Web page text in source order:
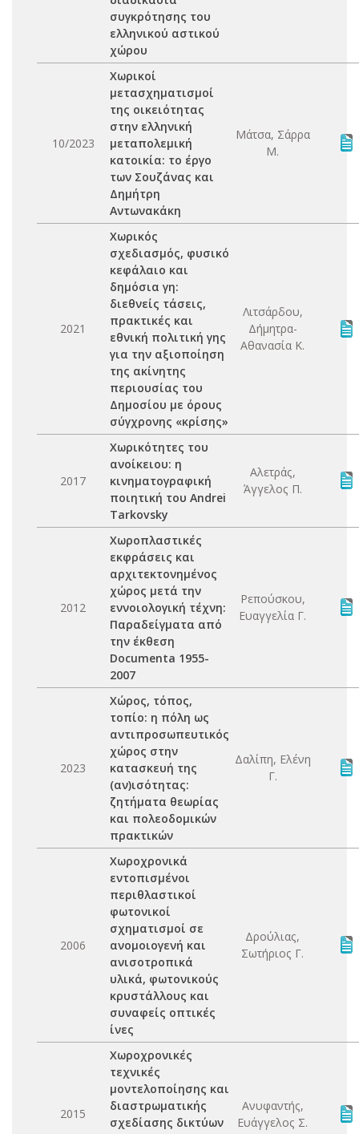
συγκρότησης του
ελληνικού αστικού
χώρου
10/2023
Χωρικοί
μετασχηματισμοί
της οικειότητας
στην ελληνική
μεταπολεμική
κατοικία: το έργο
των Σουζάνας και
Δημήτρη
Αντωνακάκη
Μάτσα, Σάρρα
Μ.
2021
Χωρικός
σχεδιασμός, φυσικό
κεφάλαιο και
δημόσια γη:
διεθνείς τάσεις,
πρακτικές και
εθνική πολιτική γης
για την αξιοποίηση
της ακίνητης
περιουσίας του
Δημοσίου με όρους
σύγχρονης «κρίσης»
Λιτσάρδου,
Δήμητρα-
Αθανασία Κ.
2017
Χωρικότητες του
ανοίκειου: η
κινηματογραφική
ποιητική του Andrei
Tarkovsky
Αλετράς,
Άγγελος Π.
2012
Χωροπλαστικές
εκφράσεις και
αρχιτεκτονημένος
χώρος μετά την
εννοιολογική τέχνη:
Παραδείγματα από
την έκθεση
Documenta 1955-
2007
Ρεπούσκου,
Ευαγγελία Γ.
2023
Χώρος, τόπος,
τοπίο: η πόλη ως
αντιπροσωπευτικός
χώρος στην
κατασκευή της
(αν)ισότητας:
ζητήματα θεωρίας
και πολεοδομικών
πρακτικών
Δαλίπη, Ελένη
Γ.
2006
Χωροχρονικά
εντοπισμένοι
περιθλαστικοί
φωτονικοί
σχηματισμοί σε
ανομοιογενή και
ανισοτροπικά
υλικά, φωτονικούς
κρυστάλλους και
συναφείς οπτικές
ίνες
Δρούλιας,
Σωτήριος Γ.
2015
Χωροχρονικές
τεχνικές
μοντελοποίησης και
διαστρωματικής
σχεδίασης δικτύων
Ανυφαντής,
Ευάγγελος Σ.